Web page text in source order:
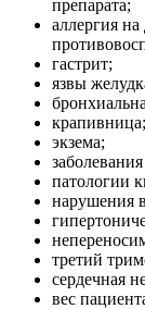
препарата;
аллергия
гастрит;
язвы
крапивница;
экзема;
патологии
нарушения
третий
сердечная
вес